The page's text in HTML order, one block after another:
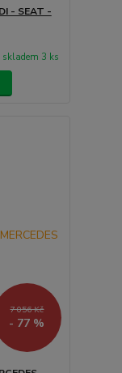
- SEAT -
skladem 3 ks
7 056 Kč
- 77 %